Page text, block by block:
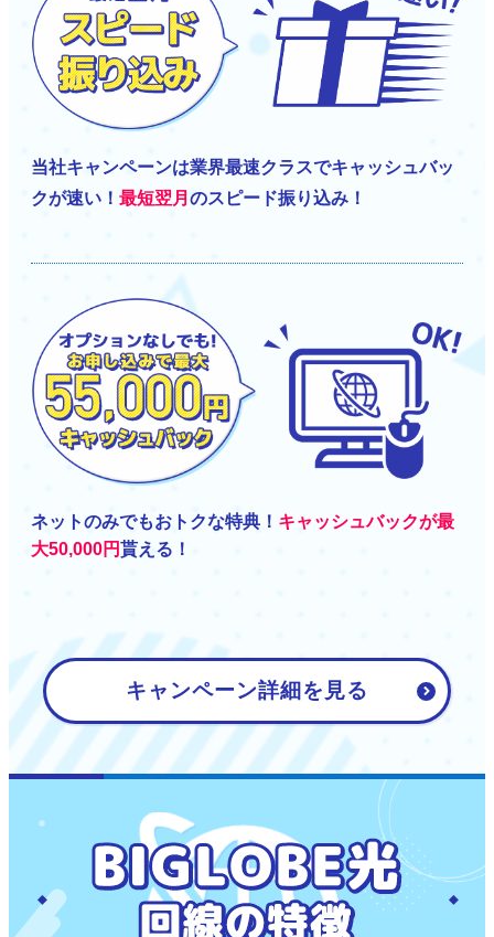
当社キャンペーンは業界最速クラスでキャッシュバッ
クが速い！ 最短翌月 のスピード振り込み！
ネットのみでもおトクな特典！ キャッシュバックが最
大50,000円貰える！
キャンペーン詳細を見る